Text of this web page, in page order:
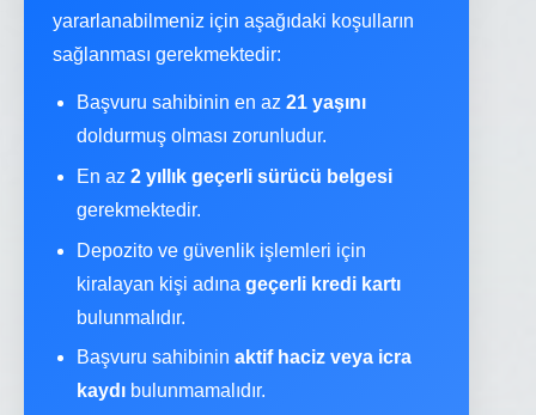
yararlanabilmeniz için aşağıdaki koşulların
sağlanması gerekmektedir:
Başvuru sahibinin en az 21 yaşını
doldurmuş olması zorunludur.
En az 2 yıllık geçerli sürücü belgesi
gerekmektedir.
Depozito ve güvenlik işlemleri için
kiralayan kişi adına geçerli kredi kartı
bulunmalıdır.
Başvuru sahibinin aktif haciz veya icra
kaydı bulunmamalıdır.